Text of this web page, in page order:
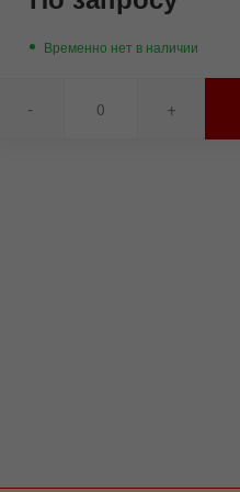
Временно нет в наличии
- +